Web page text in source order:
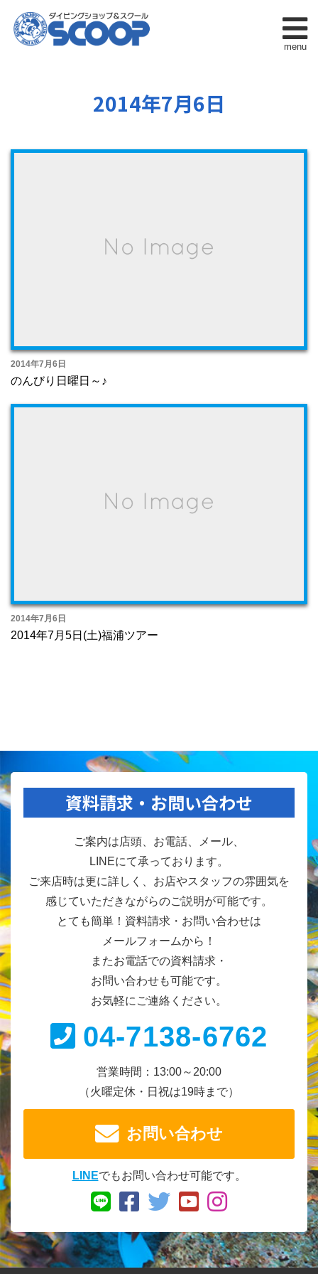
menu
2014年7月6日
2014年7月6日
のんびり日曜日～♪
2014年7月6日
2014年7月5日(土)福浦ツアー
資料請求・お問い合わせ
ご案内は店頭、お電話、メール、
LINEにて承っております。
ご来店時は更に詳しく、お店やスタッフの雰囲気を
感じていただきながらのご説明が可能です。
とても簡単！資料請求・お問い合わせは
メールフォームから！
またお電話での資料請求・
お問い合わせも可能です。
お気軽にご連絡ください。
04-7138-6762
営業時間：13:00～20:00
（火曜定休・日祝は19時まで）
お問い合わせ
LINEでもお問い合わせ可能です。